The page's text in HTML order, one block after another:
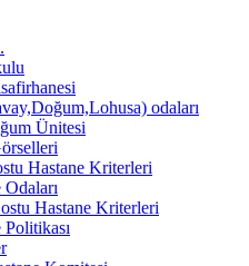
odaları
Ünitesi
Hastane Kriterleri
Hastane Kriterleri